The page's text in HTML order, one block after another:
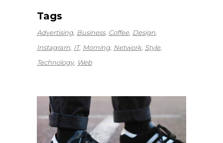
Tags
Advertising Business Coffee Design
Instagram IT Morning Network Style
Technology Web